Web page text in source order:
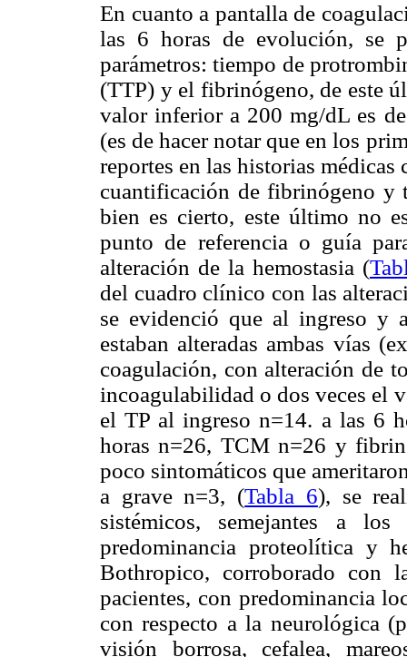
En cuanto a pantalla de
las 6 horas de evolución, se
parámetros: tiempo de
(TTP) y el fibrinógeno, de este
valor inferior a 200 mg/dL es
(es de hacer notar que en los
reportes en las historias
cuantificación de fibrinógeno y
bien es cierto, este último no
punto de referencia o guía
alteración de la hemostasia (
del cuadro clínico con las
se evidenció que al ingreso y
estaban alteradas ambas vías
coagulación, con alteración de
incoagulabilidad o dos veces el
el TP al ingreso n=14. a las 6
horas n=26, TCM n=26 y
poco sintomáticos que
a grave n=3, (Tabla 6), se
sistémicos, semejantes a
predominancia proteolítica y
Bothropico, corroborado con
pacientes, con predominancia
con respecto a la neurológica
visión borrosa, cefalea,